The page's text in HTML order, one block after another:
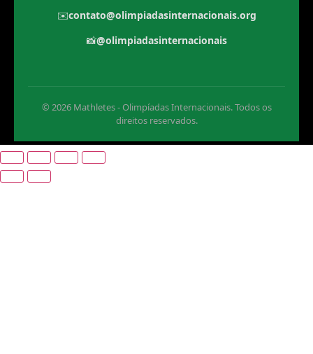
✉️contato@olimpiadasinternacionais.org
📸@olimpiadasinternacionais
© 2026 Mathletes - Olimpíadas Internacionais. Todos os
direitos reservados.